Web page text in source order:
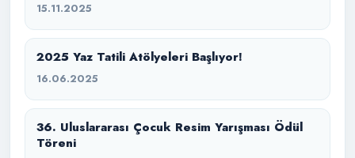
15.11.2025
2025 Yaz Tatili Atölyeleri Başlıyor!
16.06.2025
36. Uluslararası Çocuk Resim Yarışması Ödül
Töreni